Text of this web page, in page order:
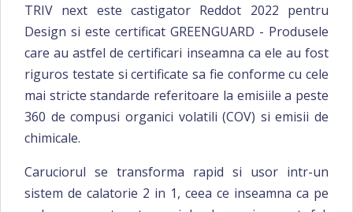
TRIV next este castigator Reddot 2022 pentru
Design si este certificat GREENGUARD - Produsele
care au astfel de certificari inseamna ca ele au fost
riguros testate si certificate sa fie conforme cu cele
mai stricte standarde referitoare la emisiile a peste
360 de compusi organici volatili (COV) si emisii de
chimicale.
Caruciorul se transforma rapid si usor intr-un
sistem de calatorie 2 in 1, ceea ce inseamna ca pe